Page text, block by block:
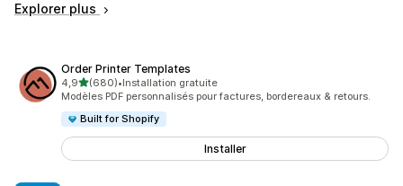
Explorer plus
Order Printer Templates
4,9étoile(s) sur 5
(680)
680 avis au total
•Installation gratuite
Modèles PDF personnalisés pour factures, bordereaux & retours.
Built for Shopify
Installer